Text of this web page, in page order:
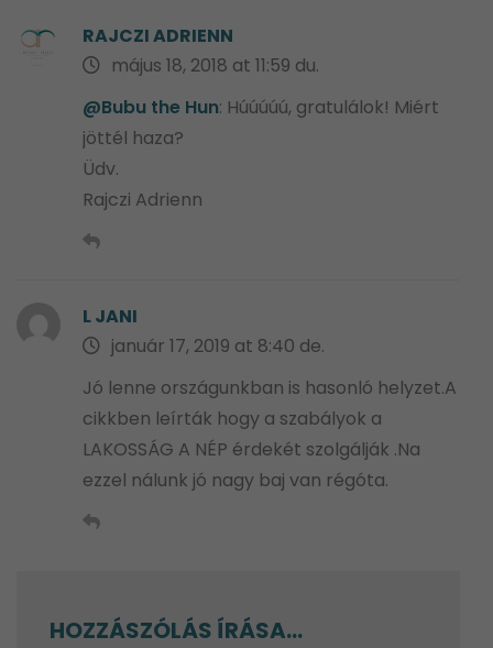
RAJCZI ADRIENN
május 18, 2018 at 11:59 du.
@Bubu the Hun: Húúúúú, gratulálok! Miért
jöttél haza?
Üdv.
Rajczi Adrienn
L JANI
január 17, 2019 at 8:40 de.
Jó lenne országunkban is hasonló helyzet.A
cikkben leírták hogy a szabályok a
LAKOSSÁG A NÉP érdekét szolgálják .Na
ezzel nálunk jó nagy baj van régóta.
HOZZÁSZÓLÁS ÍRÁSA...